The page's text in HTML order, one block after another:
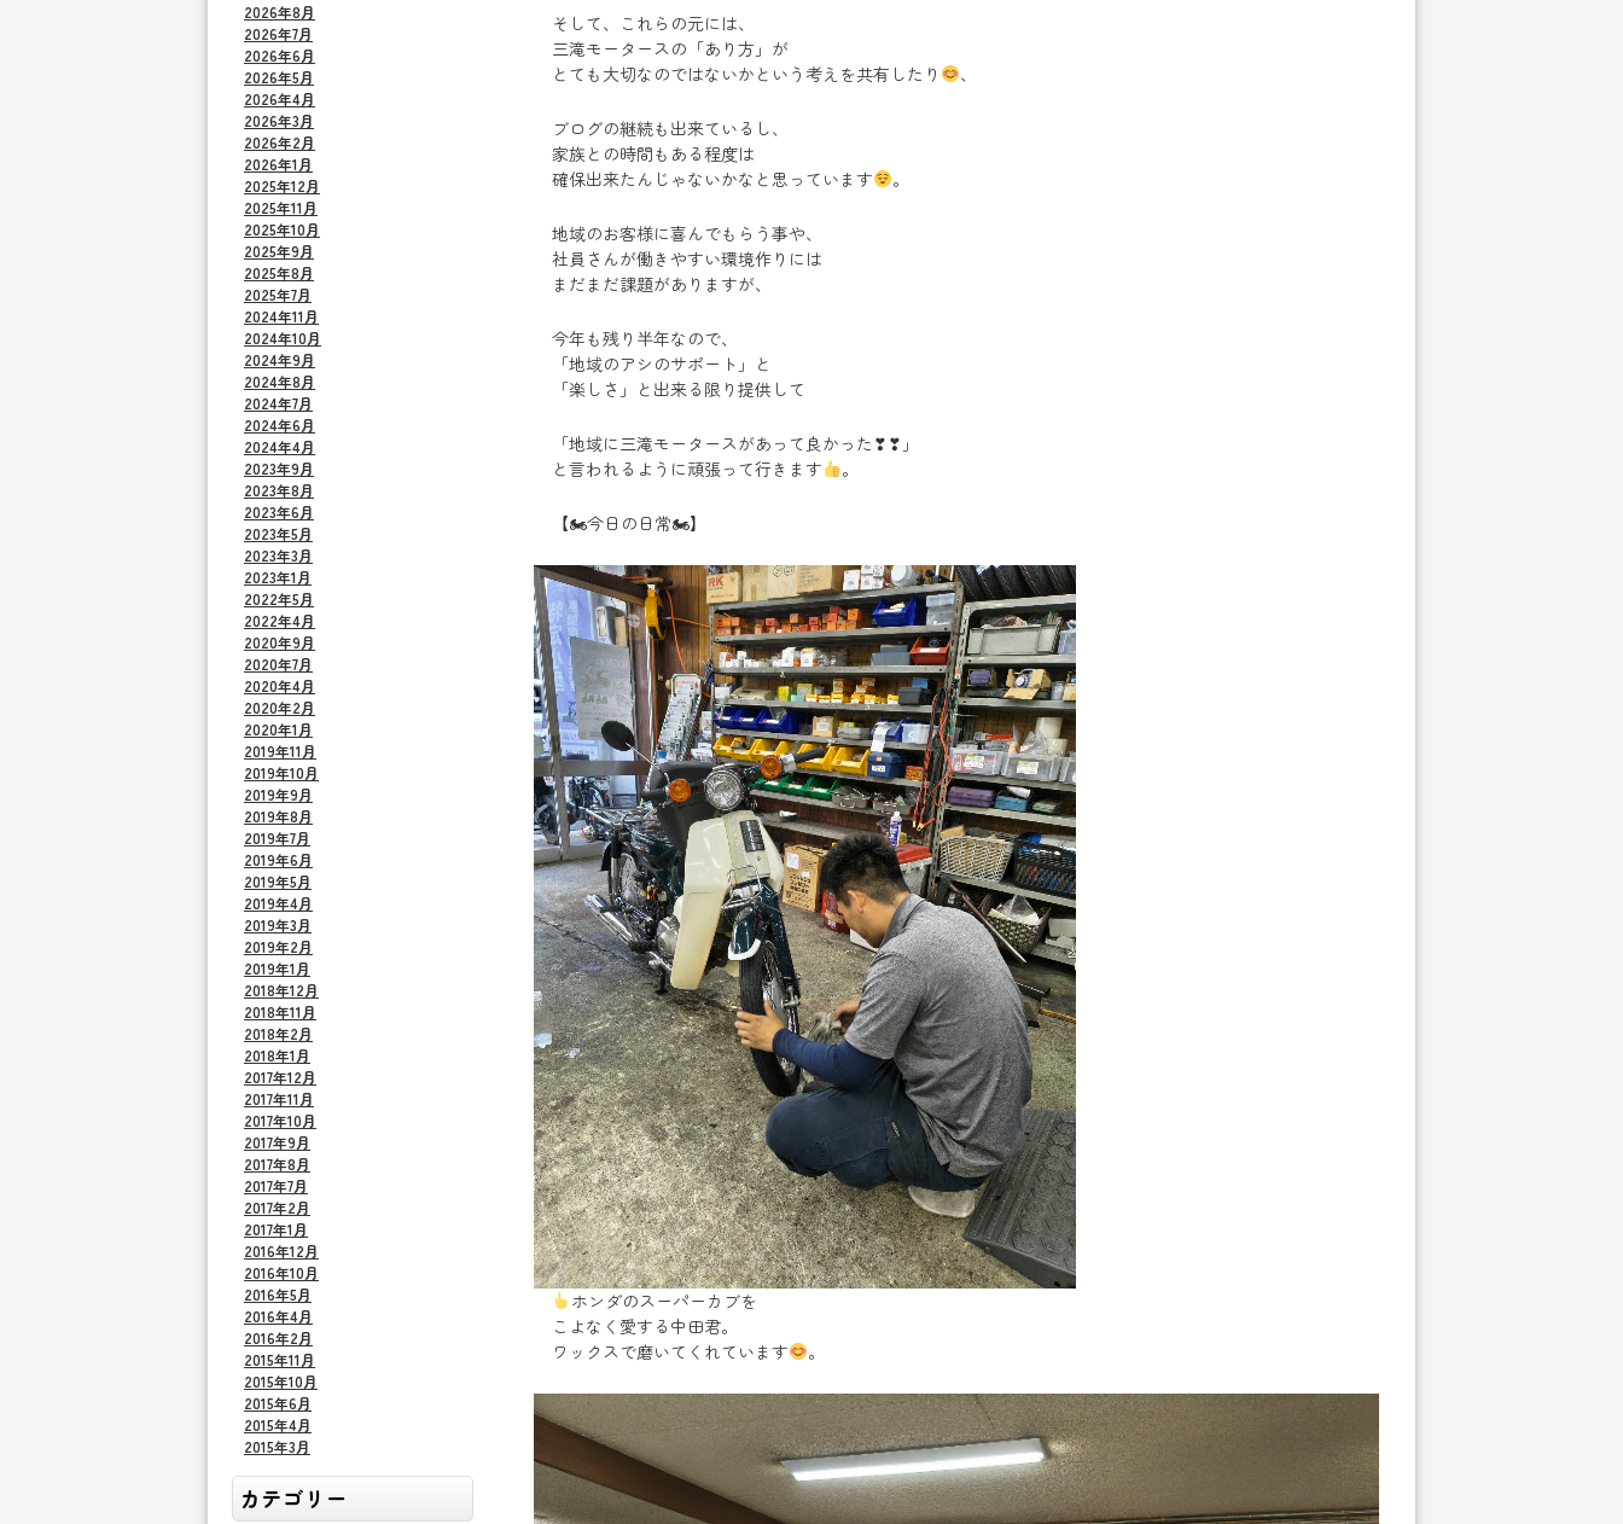
そして、これらの元には、
三滝モータースの「あり方」が
とても大切なのではないかという考えを共有したり
、
ブログの継続も出来ているし、
家族との時間もある程度は
確保出来たんじゃないかなと思っています
。
地域のお客様に喜んでもらう事や、
社員さんが働きやすい環境作りには
まだまだ課題がありますが、
今年も残り半年なので、
「地域のアシのサポート」と
「楽しさ」と出来る限り提供して
「地域に三滝モータースがあって良かった❣❣」
と言われるように頑張って行きます
。
【🏍今日の日常🏍】
ホンダのスーパーカブを
こよなく愛する中田君。
ワックスで磨いてくれています
。
2026年8月
2026年7月
2026年6月
2026年5月
2026年4月
2026年3月
2026年2月
2026年1月
2025年12月
2025年11月
2025年10月
2025年9月
2025年8月
2025年7月
2024年11月
2024年10月
2024年9月
2024年8月
2024年7月
2024年6月
2024年4月
2023年9月
2023年8月
2023年6月
2023年5月
2023年3月
2023年1月
2022年5月
2022年4月
2020年9月
2020年7月
2020年4月
2020年2月
2020年1月
2019年11月
2019年10月
2019年9月
2019年8月
2019年7月
2019年6月
2019年5月
2019年4月
2019年3月
2019年2月
2019年1月
2018年12月
2018年11月
2018年2月
2018年1月
2017年12月
2017年11月
2017年10月
2017年9月
2017年8月
2017年7月
2017年2月
2017年1月
2016年12月
2016年10月
2016年5月
2016年4月
2016年2月
2015年11月
2015年10月
2015年6月
2015年4月
2015年3月
カテゴリー